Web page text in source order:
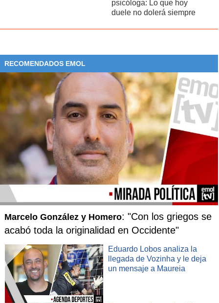
psicóloga: Lo que hoy
duele no dolerá siempre
RECOMENDADOS EMOL
Marcelo González y Homero: "Con los griegos se
acabó toda la originalidad en Occidente"
Eduardo Lobos analiza la
llegada de Vozinha y le deja
un mensaje a Maureia